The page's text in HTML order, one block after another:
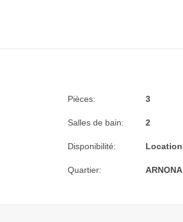
Pièces: 3
Salles de bain: 2
Disponibilité: Location
Quartier: ARNONA